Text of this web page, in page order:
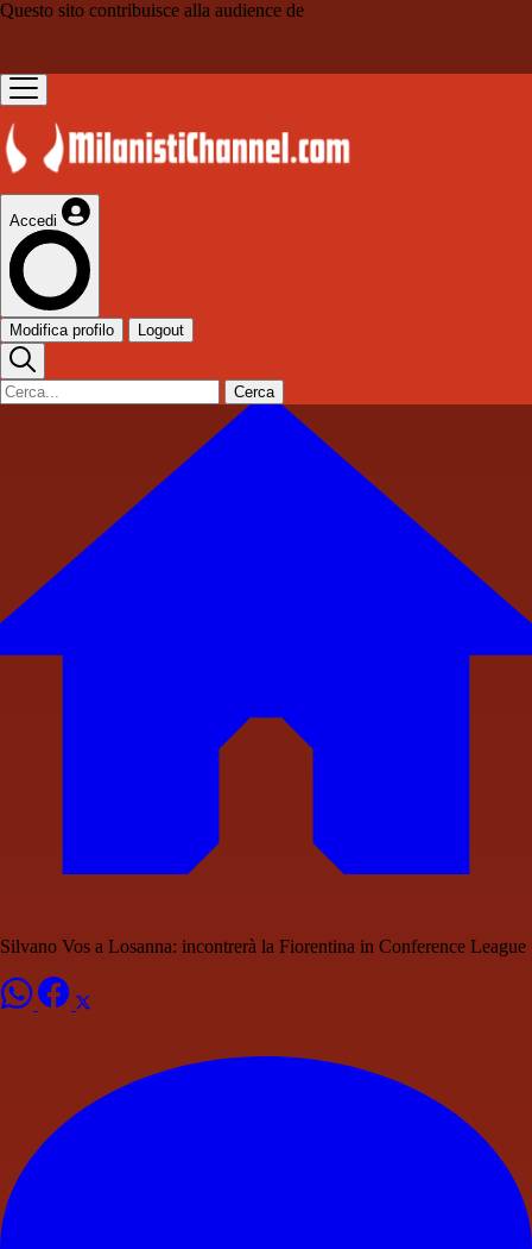
Questo sito contribuisce alla audience de
Accedi
Modifica profilo Logout
Cerca
Silvano Vos a Losanna: incontrerà la Fiorentina in Conference League